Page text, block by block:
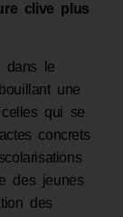
clive plus
dans le
une
qui se
concrets
des jeunes
des